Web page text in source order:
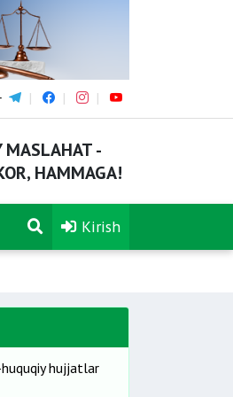
MASLAHAT -
HAMMAGA!
Kirish
hujjatlar